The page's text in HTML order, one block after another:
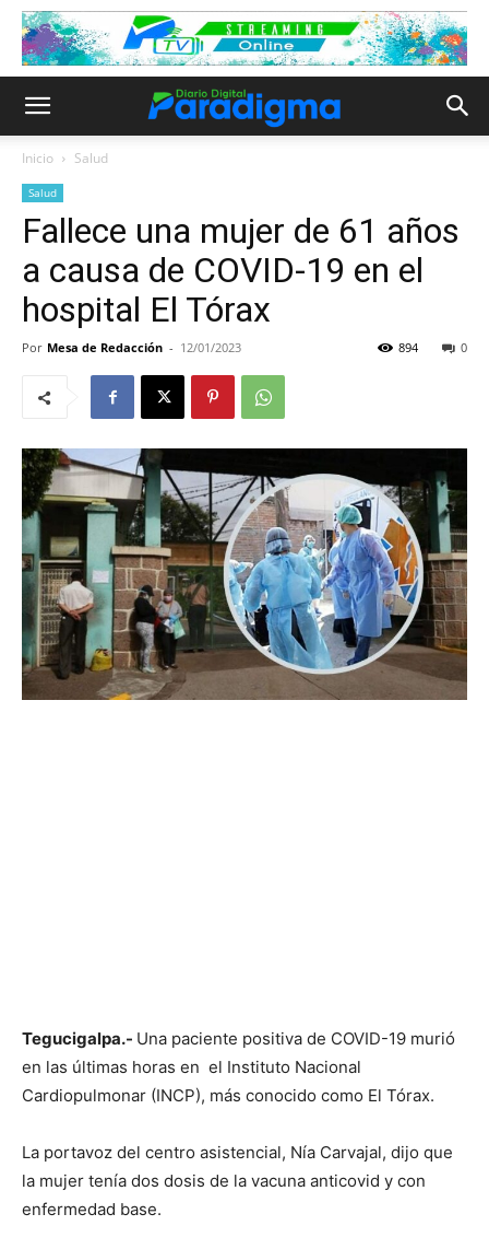
Inicio Salud
Salud
Fallece una mujer de 61 años
a causa de COVID-19 en el
hospital El Tórax
Por Mesa de Redacción - 12/01/2023 0
894
Tegucigalpa.- Una paciente positiva de COVID-19 murió
en las últimas horas en el Instituto Nacional
Cardiopulmonar (INCP), más conocido como El Tórax.
La portavoz del centro asistencial, Nía Carvajal, dijo que
la mujer tenía dos dosis de la vacuna anticovid y con
enfermedad base.